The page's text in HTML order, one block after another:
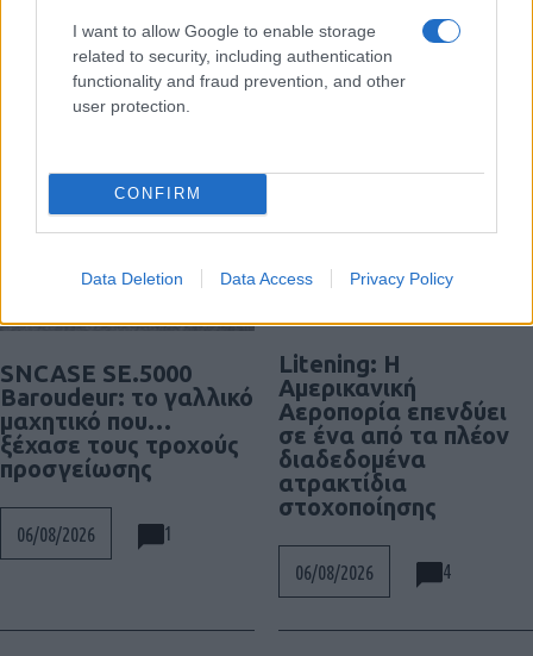
I want to allow Google to enable storage
related to security, including authentication
functionality and fraud prevention, and other
user protection.
CONFIRM
Data Deletion Data Access Privacy Policy
SNCASE SE.5000
Baroudeur: το γαλλικό
μαχητικό που…
ξέχασε τους τροχούς
προσγείωσης
06/08/2026 1
Litening: Η
Αμερικανική
Αεροπορία επενδύει
σε ένα από τα πλέον
διαδεδομένα
ατρακτίδια
στοχοποίησης
06/08/2026 4